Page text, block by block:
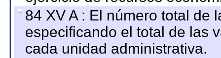
84 XV A : El número total de
especificando el total de las
cada unidad administrativa.